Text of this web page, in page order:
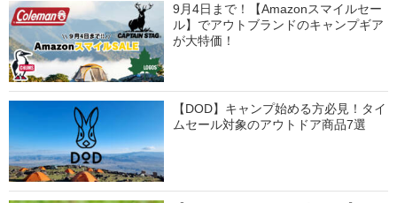
9月4日まで！【Amazonスマイルセー
ル】でアウトブランドのキャンプギア
が大特価！
【DOD】キャンプ始める方必見！タイ
ムセール対象のアウトドア商品7選